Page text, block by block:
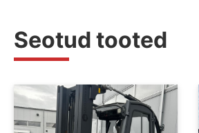
Seotud tooted